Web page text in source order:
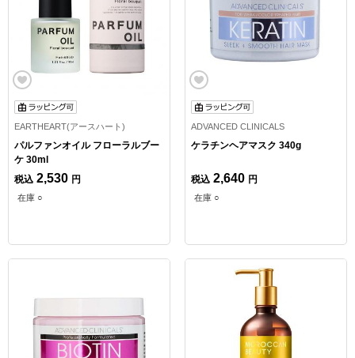
EARTHEART(アースハート)
パルファンオイル フローラルブー
ケ 30ml
税込 2,530 円
在庫 ○
ADVANCED CLINICALS
ケラチンヘアマスク 340g
税込 2,640 円
在庫 ○